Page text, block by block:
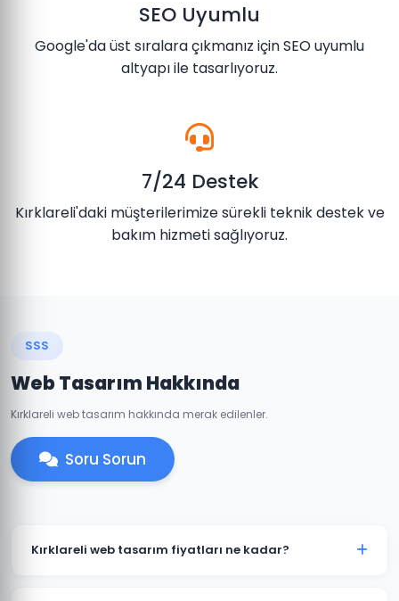
SEO Uyumlu
Google'da üst sıralara çıkmanız için SEO uyumlu
altyapı ile tasarlıyoruz.
7/24 Destek
Kırklareli'daki müşterilerimize sürekli teknik destek ve
bakım hizmeti sağlıyoruz.
SSS
Web Tasarım Hakkında
Kırklareli web tasarım hakkında merak edilenler.
Soru Sorun
Kırklareli web tasarım fiyatları ne kadar?